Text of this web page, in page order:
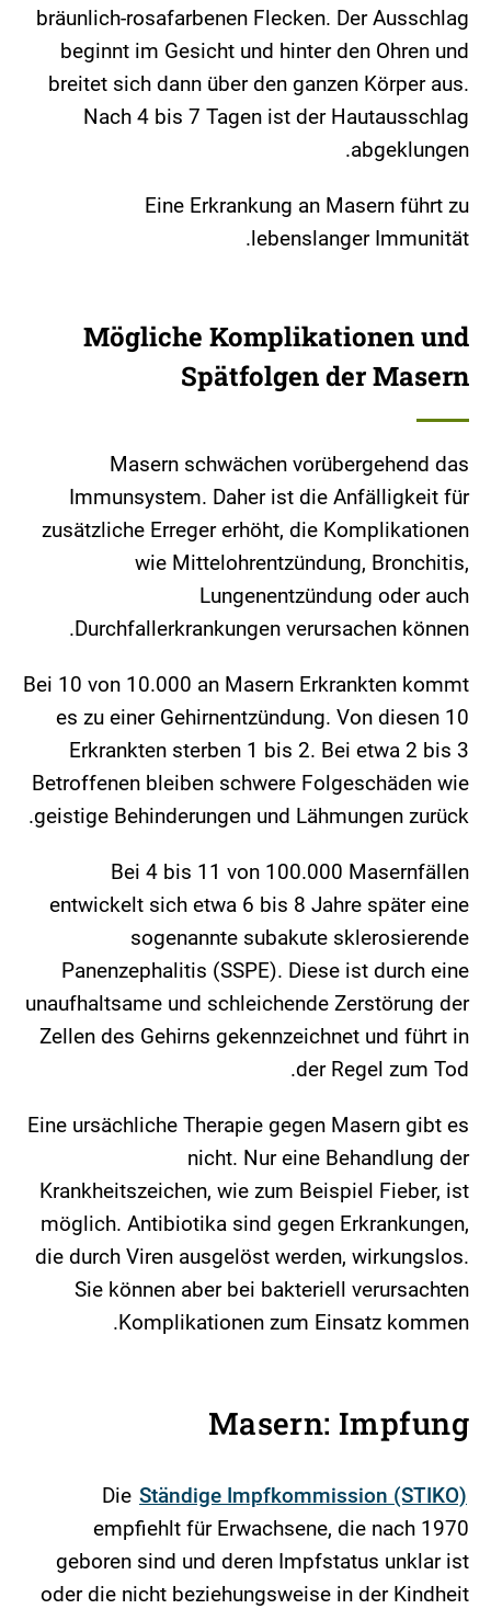
bräunlich-rosafarbenen Flecken. Der Ausschlag
beginnt im Gesicht und hinter den Ohren und
breitet sich dann über den ganzen Körper aus.
Nach 4 bis 7 Tagen ist der Hautausschlag
abgeklungen.
Eine Erkrankung an Masern führt zu
lebenslanger Immunität.
Mögliche Komplikationen und
Spätfolgen der Masern
Masern schwächen vorübergehend das
Immunsystem. Daher ist die Anfälligkeit für
zusätzliche Erreger erhöht, die Komplikationen
wie Mittelohrentzündung, Bronchitis,
Lungenentzündung oder auch
Durchfallerkrankungen verursachen können.
Bei 10 von 10.000 an Masern Erkrankten kommt
es zu einer Gehirnentzündung. Von diesen 10
Erkrankten sterben 1 bis 2. Bei etwa 2 bis 3
Betroffenen bleiben schwere Folgeschäden wie
geistige Behinderungen und Lähmungen zurück.
Bei 4 bis 11 von 100.000 Masernfällen
entwickelt sich etwa 6 bis 8 Jahre später eine
sogenannte subakute sklerosierende
Panenzephalitis (SSPE). Diese ist durch eine
unaufhaltsame und schleichende Zerstörung der
Zellen des Gehirns gekennzeichnet und führt in
der Regel zum Tod.
Eine ursächliche Therapie gegen Masern gibt es
nicht. Nur eine Behandlung der
Krankheitszeichen, wie zum Beispiel Fieber, ist
möglich. Antibiotika sind gegen Erkrankungen,
die durch Viren ausgelöst werden, wirkungslos.
Sie können aber bei bakteriell verursachten
Komplikationen zum Einsatz kommen.
Masern: Impfung
Die Ständige Impfkommission (STIKO)
empfiehlt für Erwachsene, die nach 1970
geboren sind und deren Impfstatus unklar ist
oder die nicht beziehungsweise in der Kindheit